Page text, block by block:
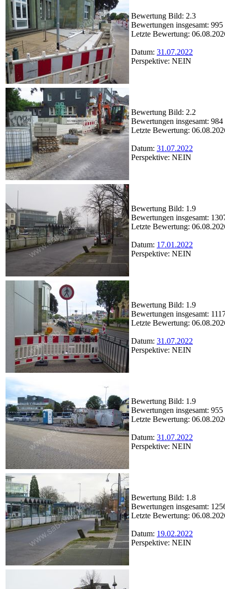
Bewertung Bild: 2.3
Bewertungen insgesamt: 995
Letzte Bewertung:
Datum: 31.07.2022
Perspektive: NEIN
Bewertung Bild: 2.2
Bewertungen insgesamt: 984
Letzte Bewertung:
Datum: 31.07.2022
Perspektive: NEIN
Bewertung Bild: 1.9
Bewertungen insgesamt:
Letzte Bewertung:
Datum: 17.01.2022
Perspektive: NEIN
Bewertung Bild: 1.9
Bewertungen insgesamt:
Letzte Bewertung:
Datum: 31.07.2022
Perspektive: NEIN
Bewertung Bild: 1.9
Bewertungen insgesamt: 955
Letzte Bewertung:
Datum: 31.07.2022
Perspektive: NEIN
Bewertung Bild: 1.8
Bewertungen insgesamt:
Letzte Bewertung:
Datum: 19.02.2022
Perspektive: NEIN